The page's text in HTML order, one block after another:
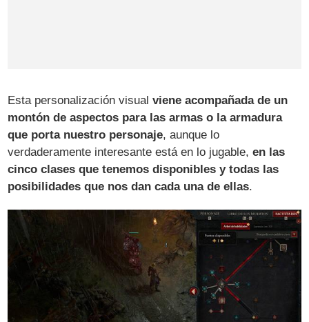
Esta personalización visualviene acompañada de un
montón de aspectos para las armas o la armadura
que porta nuestro personaje, aunque lo
verdaderamente interesante está en lo jugable,en las
cinco clases que tenemos disponibles y todas las
posibilidades que nos dan cada una de ellas.